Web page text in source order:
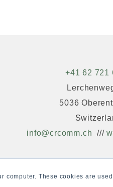
computer. These cookies are
+41 62 721
5036
info@crcomm.ch ///